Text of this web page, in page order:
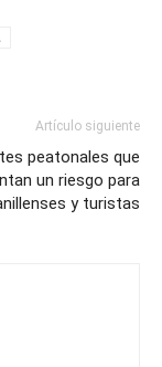
Artículo siguiente
peatonales que
un riesgo para
y turistas